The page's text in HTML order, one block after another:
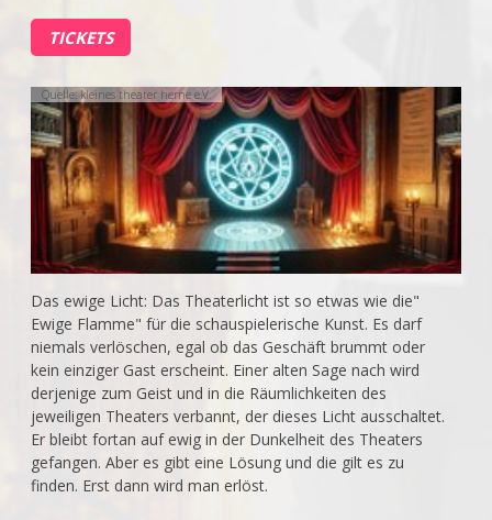
TICKETS
Quelle: kleines theater herne e.V.
Das ewige Licht: Das Theaterlicht ist so etwas wie die"
Ewige Flamme" für die schauspielerische Kunst. Es darf
niemals verlöschen, egal ob das Geschäft brummt oder
kein einziger Gast erscheint. Einer alten Sage nach wird
derjenige zum Geist und in die Räumlichkeiten des
jeweiligen Theaters verbannt, der dieses Licht ausschaltet.
Er bleibt fortan auf ewig in der Dunkelheit des Theaters
gefangen. Aber es gibt eine Lösung und die gilt es zu
finden. Erst dann wird man erlöst.